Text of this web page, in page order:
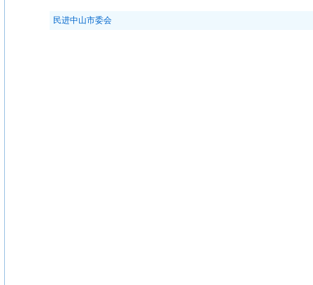
民进中山市委会